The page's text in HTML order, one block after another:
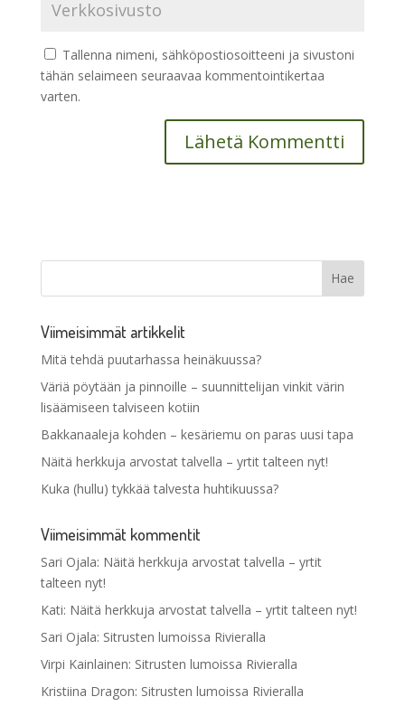
Tallenna nimeni, sähköpostiosoitteeni ja sivustoni
tähän selaimeen seuraavaa kommentointikertaa
varten.
Viimeisimmät artikkelit
Mitä tehdä puutarhassa heinäkuussa?
Väriä pöytään ja pinnoille – suunnittelijan vinkit värin
lisäämiseen talviseen kotiin
Bakkanaaleja kohden – kesäriemu on paras uusi tapa
Näitä herkkuja arvostat talvella – yrtit talteen nyt!
Kuka (hullu) tykkää talvesta huhtikuussa?
Viimeisimmät kommentit
Sari Ojala: Näitä herkkuja arvostat talvella – yrtit
talteen nyt!
Kati: Näitä herkkuja arvostat talvella – yrtit talteen nyt!
Sari Ojala: Sitrusten lumoissa Rivieralla
Virpi Kainlainen: Sitrusten lumoissa Rivieralla
Kristiina Dragon: Sitrusten lumoissa Rivieralla